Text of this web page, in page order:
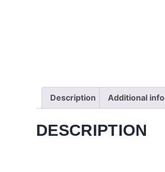
Description Additional
DESCRIPTION